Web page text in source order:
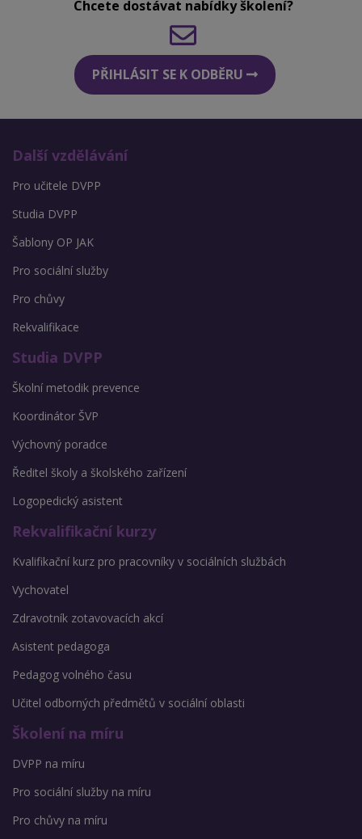
Chcete dostávat nabídky školení?
PŘIHLÁSIT SE K ODBĚRU
Další vzdělávání
Pro učitele DVPP
Studia DVPP
Šablony OP JAK
Pro sociální služby
Pro chůvy
Rekvalifikace
Studia DVPP
Školní metodik prevence
Koordinátor ŠVP
Výchovný poradce
Ředitel školy a školského zařízení
Logopedický asistent
Rekvalifikační kurzy
Kvalifikační kurz pro pracovníky v sociálních službách
Vychovatel
Zdravotník zotavovacích akcí
Asistent pedagoga
Pedagog volného času
Učitel odborných předmětů v sociální oblasti
Školení na míru
DVPP na míru
Pro sociální služby na míru
Pro chůvy na míru